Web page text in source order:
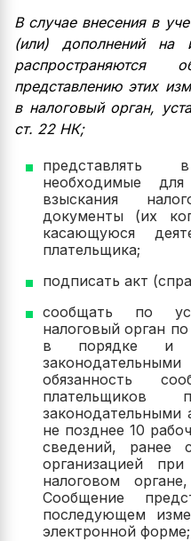
В случае внесения в
(или) дополнений на
представлению этих
в налоговый орган,
ст. 22 НК;
необходимые
взыскания
документы (их
касающуюся
плательщика;
подписать акт
сообщать по
налоговый орган
в порядке и
обязанность
плательщиков
законодательными
не позднее 10
сведений, ранее
организацией
налоговом
Сообщение
последующем
электронной форме;